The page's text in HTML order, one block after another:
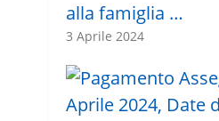
alla famiglia …
3 Aprile 2024